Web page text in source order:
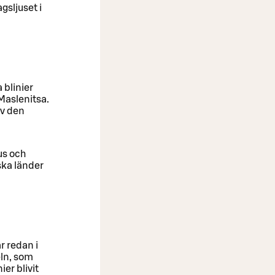
i
blinier
den
och
länder
redan i
som
blivit